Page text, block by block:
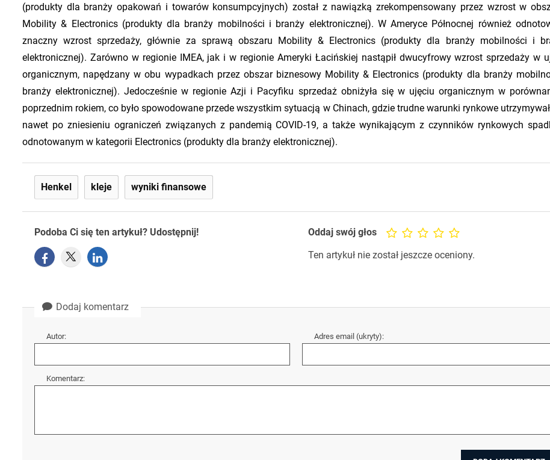
(produkty dla branży opakowań i towarów konsumpcyjnych) został z nawiązką zrekompensowany przez wzrost w
Mobility & Electronics (produkty dla branży mobilności i branży elektronicznej). W Ameryce Północnej również
znaczny wzrost sprzedaży, głównie za sprawą obszaru Mobility & Electronics (produkty dla branży mobilności i
elektronicznej). Zarówno w regionie IMEA, jak i w regionie Ameryki Łacińskiej nastąpił dwucyfrowy wzrost sprzedaży w
organicznym, napędzany w obu wypadkach przez obszar biznesowy Mobility & Electronics (produkty dla branży
branży elektronicznej). Jedocześnie w regionie Azji i Pacyfiku sprzedaż obniżyła się w ujęciu organicznym w
poprzednim rokiem, co było spowodowane przede wszystkim sytuacją w Chinach, gdzie trudne warunki rynkowe
nawet po zniesieniu ograniczeń związanych z pandemią COVID-19, a także wynikającym z czynników rynkowych
odnotowanym w kategorii Electronics (produkty dla branży elektronicznej).
Henkel kleje wyniki finansowe
Podoba Ci się ten artykuł? Udostępnij! Oddaj swój głos
Ten artykuł nie został jeszcze oceniony.
Dodaj komentarz
Autor: Adres email (ukryty):
Komentarz: